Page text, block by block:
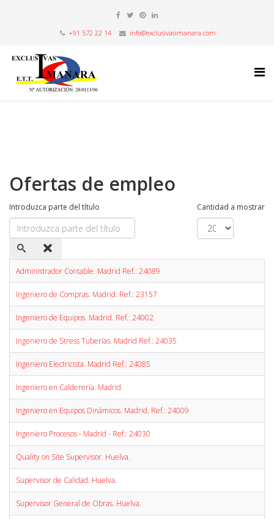
+91 572 22 14 info@exclusivasimanara.com
Ofertas de empleo
Introduzca parte del título Cantidad a mostrar
Administrador Contable. Madrid Ref.: 24089
Ingeniero de Compras. Madrid. Ref.: 23157
Ingeniero de Equipos. Madrid. Ref.: 24002
Ingeniero de Stress Tuberías. Madrid Ref.: 24035
Ingeniero Electricista. Madrid Ref.: 24085
Ingeniero en Calderería. Madrid.
Ingeniero en Equipos Dinámicos. Madrid. Ref.: 24009
Ingeniero Procesos - Madrid - Ref.: 24030
Quality on Site Supervisor. Huelva.
Supervisor de Calidad. Huelva.
Supervisor General de Obras. Huelva.